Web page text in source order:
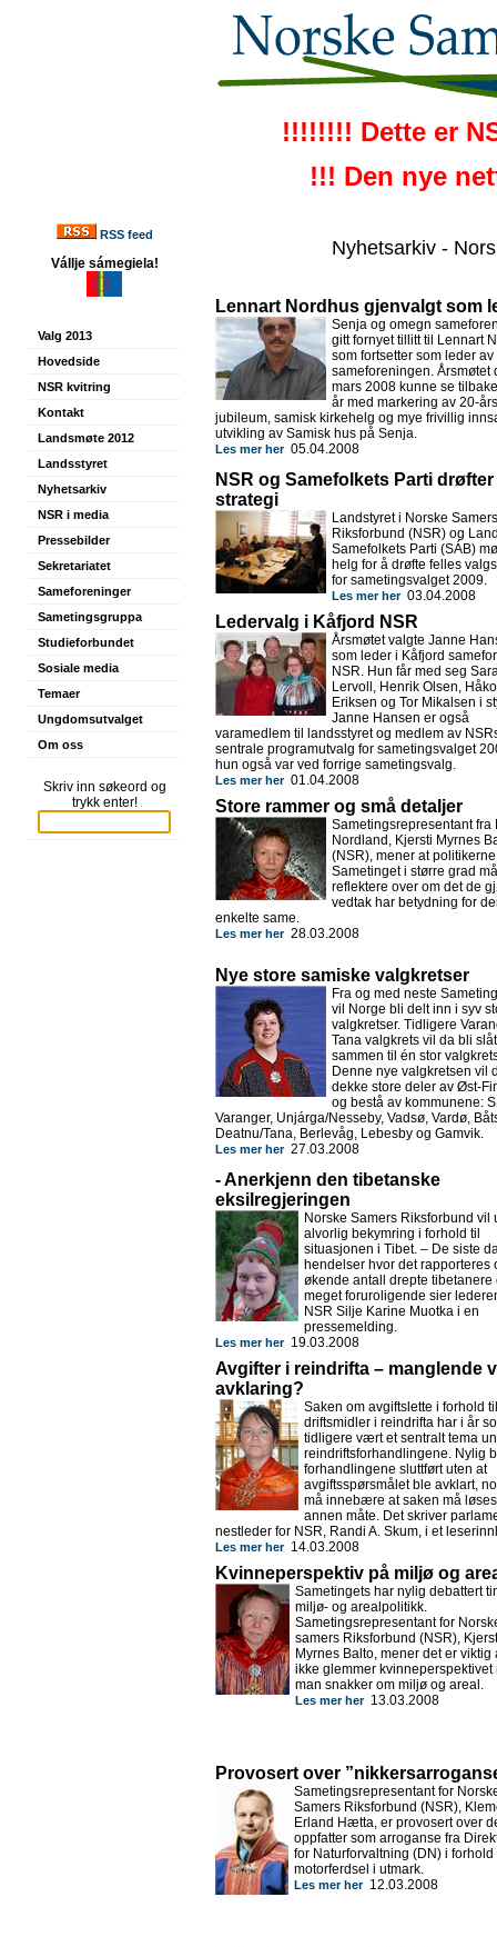
!!!!!!!! Dette er
!!! Den nye
RSS feed
Vállje sámegiela!
Valg 2013
Hovedside
NSR kvitring
Kontakt
Landsmøte 2012
Landsstyret
Nyhetsarkiv
NSR i media
Pressebilder
Sekretariatet
Sameforeninger
Sametingsgruppa
Studieforbundet
Sosiale media
Temaer
Ungdomsutvalget
Om oss
Skriv inn søkeord og
trykk enter!
Nyhetsarkiv -
Lennart Nordhus gjenvalgt som
Senja og omegn
gitt fornyet tillitt til Lennart
som fortsetter som leder av
sameforeningen. Årsmøtet
mars 2008 kunne se
år med markering av 20-års
jubileum, samisk kirkehelg og mye frivillig
utvikling av Samisk hus på Senja.
Les mer her05.04.2008
NSR og Samefolkets Parti
strategi
Landstyret i Norske Samers
Riksforbund (NSR) og
Samefolkets Parti (SÁB)
helg for å drøfte felles
for sametingsvalget 2009.
Les mer her03.04.2008
Ledervalg i Kåfjord NSR
Årsmøtet valgte Janne
som leder i Kåfjord
NSR. Hun får med seg
Lervoll, Henrik Olsen,
Eriksen og Tor Mikalsen i
Janne Hansen er også
varamedlem til landsstyret og medlem av
sentrale programutvalg for sametingsvalget
hun også var ved forrige sametingsvalg.
Les mer her01.04.2008
Store rammer og små detaljer
Sametingsrepresentant fra
Nordland, Kjersti Myrnes
(NSR), mener at
Sametinget i større grad må
reflektere over om det de
vedtak har betydning for
enkelte same.
Les mer her28.03.2008
Nye store samiske valgkretser
Fra og med neste
vil Norge bli delt inn i syv
valgkretser. Tidligere
Tana valgkrets vil da bli
sammen til én stor
Denne nye valgkretsen vil
dekke store deler av Øst-
og bestå av kommunene:
Varanger, Unjárga/Nesseby, Vadsø, Vardø,
Deatnu/Tana, Berlevåg, Lebesby og Gamvik.
Les mer her27.03.2008
- Anerkjenn den tibetanske
eksilregjeringen
Norske Samers Riksforbund vil
alvorlig bekymring i forhold til
situasjonen i Tibet. – De siste
hendelser hvor det rapporteres
økende antall drepte tibetanere
meget foruroligende sier
NSR Silje Karine Muotka i en
pressemelding.
Les mer her19.03.2008
Avgifter i reindrifta – manglende
avklaring?
Saken om avgiftslette i forhold til
driftsmidler i reindrifta har i år
tidligere vært et sentralt tema
reindriftsforhandlingene. Nylig
forhandlingene sluttført uten at
avgiftsspørsmålet ble avklart,
må innebære at saken må
annen måte. Det skriver p
nestleder for NSR, Randi A. Skum, i et
Les mer her14.03.2008
Kvinneperspektiv på miljø og
Sametingets har nylig debattert
miljø- og arealpolitikk.
Sametingsrepresentant for
samers Riksforbund (NSR),
Myrnes Balto, mener det er viktig
ikke glemmer kvinneperspektivet
man snakker om miljø og areal.
Les mer her13.03.2008
Provosert over
Sametingsrepresentant for
Samers Riksforbund (NSR),
Erland Hætta, er provosert over
oppfatter som arroganse fra
for Naturforvaltning (DN) i forhold
motorferdsel i utmark.
Les mer her12.03.2008